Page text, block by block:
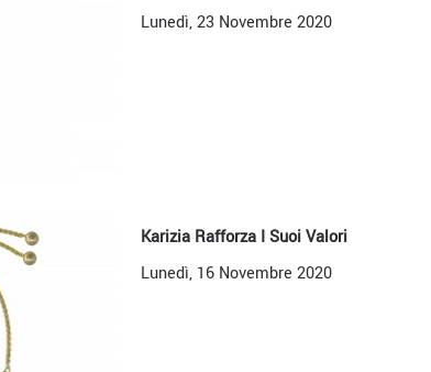
Lunedì, 23 Novembre 2020
Karizia Rafforza I Suoi Valori
Lunedì, 16 Novembre 2020